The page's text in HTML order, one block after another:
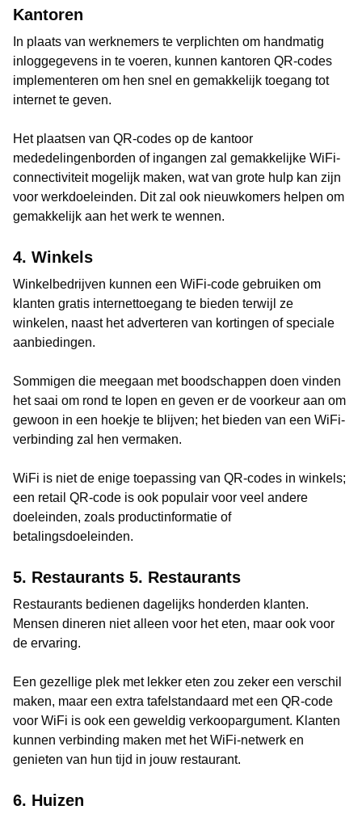
Kantoren
In plaats van werknemers te verplichten om handmatig
inloggegevens in te voeren, kunnen kantoren QR-codes
implementeren om hen snel en gemakkelijk toegang tot
internet te geven.
Het plaatsen van QR-codes op de kantoor
mededelingenborden of ingangen zal gemakkelijke WiFi-
connectiviteit mogelijk maken, wat van grote hulp kan zijn
voor werkdoeleinden. Dit zal ook nieuwkomers helpen om
gemakkelijk aan het werk te wennen.
4. Winkels
Winkelbedrijven kunnen een WiFi-code gebruiken om
klanten gratis internettoegang te bieden terwijl ze
winkelen, naast het adverteren van kortingen of speciale
aanbiedingen.
Sommigen die meegaan met boodschappen doen vinden
het saai om rond te lopen en geven er de voorkeur aan om
gewoon in een hoekje te blijven; het bieden van een WiFi-
verbinding zal hen vermaken.
WiFi is niet de enige toepassing van QR-codes in winkels;
een retail QR-code is ook populair voor veel andere
doeleinden, zoals productinformatie of
betalingsdoeleinden.
5. Restaurants 5. Restaurants
Restaurants bedienen dagelijks honderden klanten.
Mensen dineren niet alleen voor het eten, maar ook voor
de ervaring.
Een gezellige plek met lekker eten zou zeker een verschil
maken, maar een extra tafelstandaard met een QR-code
voor WiFi is ook een geweldig verkoopargument. Klanten
kunnen verbinding maken met het WiFi-netwerk en
genieten van hun tijd in jouw restaurant.
6. Huizen